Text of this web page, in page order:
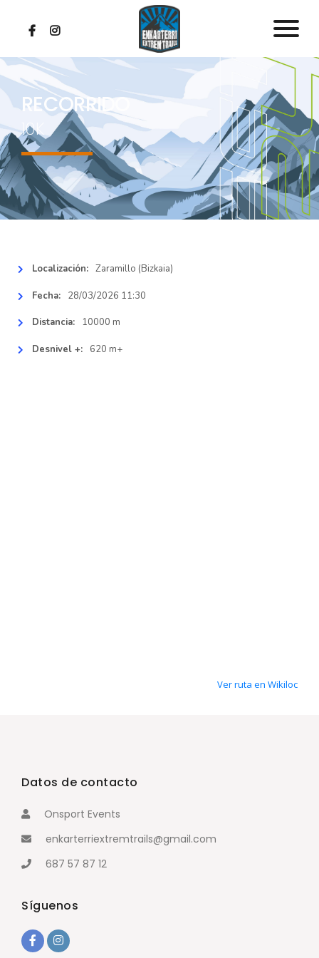
RECORRIDOS
INSCRIPCIONES
CLASIFICACIONES
MULTIMEDIA
REGLAMENTO
CONTACTO
RECORRIDO
10K
Localización: Zaramillo (Bizkaia)
Fecha: 28/03/2026 11:30
Distancia: 10000 m
Desnivel +: 620 m+
Ver ruta en Wikiloc
Datos de contacto
Onsport Events
enkarterriextremtrails@gmail.com
687 57 87 12
Síguenos